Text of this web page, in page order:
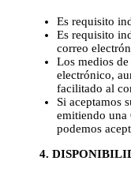
Es requisito
Es requisito
correo
Los medios
electrónico,
facilitado al
Si aceptamos
emitiendo una
podemos
4.